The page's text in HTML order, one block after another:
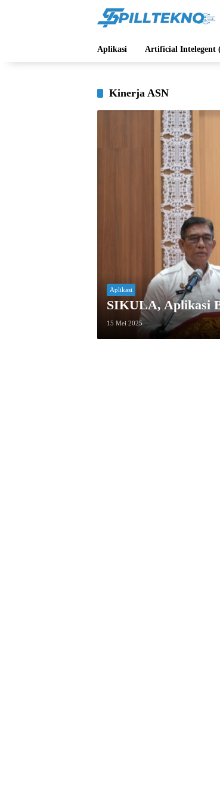
Aplikasi Artificial Intelegent
Kinerja ASN
Aplikasi
SIKULA, Aplikasi
15 Mei 2025